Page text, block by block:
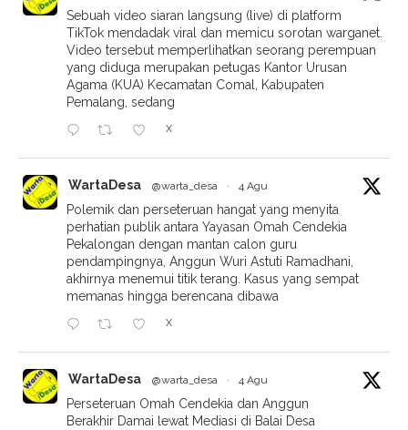
Sebuah video siaran langsung (live) di platform
TikTok mendadak viral dan memicu sorotan warganet.
Video tersebut memperlihatkan seorang perempuan
yang diduga merupakan petugas Kantor Urusan
Agama (KUA) Kecamatan Comal, Kabupaten
Pemalang, sedang
X
WartaDesa @warta_desa · 4 Agu
Polemik dan perseteruan hangat yang menyita
perhatian publik antara Yayasan Omah Cendekia
Pekalongan dengan mantan calon guru
pendampingnya, Anggun Wuri Astuti Ramadhani,
akhirnya menemui titik terang. Kasus yang sempat
memanas hingga berencana dibawa
X
WartaDesa @warta_desa · 4 Agu
Perseteruan Omah Cendekia dan Anggun
Berakhir Damai lewat Mediasi di Balai Desa